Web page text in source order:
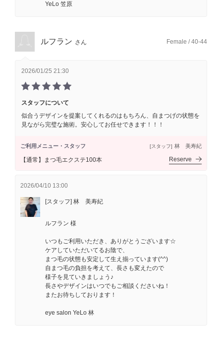
YeLo 笠原
ルフラン さん Female / 40-44
2026/01/25 21:30
スタッフについて
似合うデザインを提案してくれるのはもちろん、自まつげの状態を
見ながら完璧な施術。安心してお任せできます！！！
ご利用メニュー・スタッフ [スタッフ] 林 美寿紀
【通常】まつ毛エクステ100本 Reserve
2026/04/10 13:00
[スタッフ] 林 美寿紀
ルフラン 様
いつもご利用いただき、ありがとうございます☆
ケアしていただいてるお陰で、
まつ毛の状態も安定して生え揃っています(^^)
自まつ毛の負担を考えて、長さも変えたので
様子を見ていきましょう♪
長さやデザインはいつでもご相談くださいね！
またお待ちしております！
eye salon YeLo 林